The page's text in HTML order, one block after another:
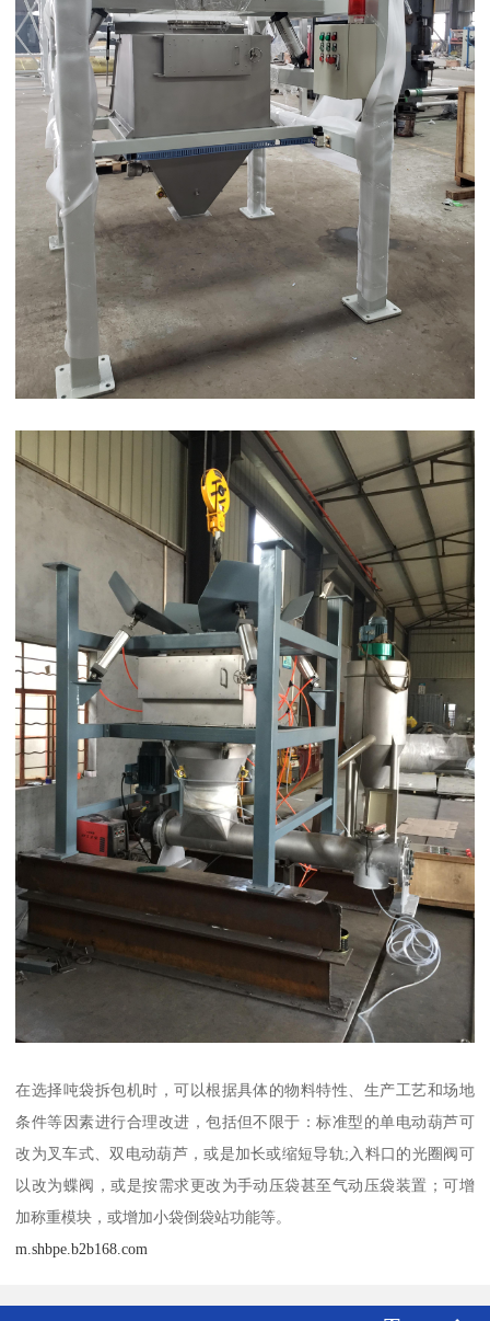
在选择吨袋拆包机时，可以根据具体的物料特性、生产工艺和场地
条件等因素进行合理改进，包括但不限于：标准型的单电动葫芦可
改为叉车式、双电动葫芦，或是加长或缩短导轨;入料口的光圈阀可
以改为蝶阀，或是按需求更改为手动压袋甚至气动压袋装置；可增
加称重模块，或增加小袋倒袋站功能等。
m.shbpe.b2b168.com